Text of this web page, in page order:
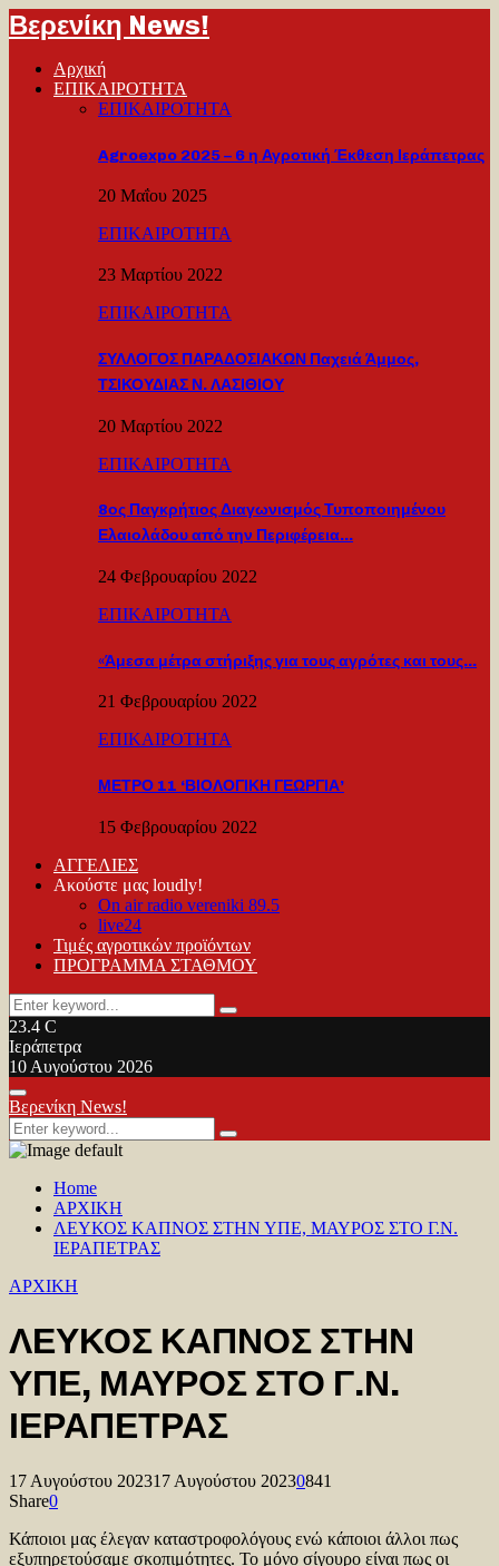
Βερενίκη News!
Αρχική
ΕΠΙΚΑΙΡΟΤΗΤΑ
ΕΠΙΚΑΙΡΟΤΗΤΑ
Agroexpo 2025 – 6 η Αγροτική Έκθεση Ιεράπετρας
20 Μαΐου 2025
ΕΠΙΚΑΙΡΟΤΗΤΑ
23 Μαρτίου 2022
ΕΠΙΚΑΙΡΟΤΗΤΑ
ΣΥΛΛΟΓΟΣ ΠΑΡΑΔΟΣΙΑΚΩΝ Παχειά Άμμος,
ΤΣΙΚΟΥΔΙΑΣ Ν. ΛΑΣΙΘΙΟΥ
20 Μαρτίου 2022
ΕΠΙΚΑΙΡΟΤΗΤΑ
8ος Παγκρήτιος Διαγωνισμός Τυποποιημένου
Ελαιολάδου από την Περιφέρεια…
24 Φεβρουαρίου 2022
ΕΠΙΚΑΙΡΟΤΗΤΑ
«Άμεσα μέτρα στήριξης για τους αγρότες και τους…
21 Φεβρουαρίου 2022
ΕΠΙΚΑΙΡΟΤΗΤΑ
ΜΕΤΡΟ 11 ‘ΒΙΟΛΟΓΙΚΗ ΓΕΩΡΓΙΑ’
15 Φεβρουαρίου 2022
ΑΓΓΕΛΙΕΣ
Ακούστε μας loudly!
On air radio vereniki 89.5
live24
Τιμές αγροτικών προϊόντων
ΠΡΟΓΡΑΜΜΑ ΣΤΑΘΜΟΥ
Search
for:
Search
23.4 C
Ιεράπετρα
10 Αυγούστου 2026
Facebook
Twitter
Youtube
Primary
Menu
Βερενίκη News!
Search
for:
Search
Home
ΑΡΧΙΚΗ
ΛΕΥΚΟΣ ΚΑΠΝΟΣ ΣΤΗΝ ΥΠΕ, ΜΑΥΡΟΣ ΣΤΟ Γ.Ν.
ΙΕΡΑΠΕΤΡΑΣ
ΑΡΧΙΚΗ
ΛΕΥΚΟΣ ΚΑΠΝΟΣ ΣΤΗΝ
ΥΠΕ, ΜΑΥΡΟΣ ΣΤΟ Γ.Ν.
ΙΕΡΑΠΕΤΡΑΣ
17 Αυγούστου 202317 Αυγούστου 20230841
Share0
Κάποιοι μας έλεγαν καταστροφολόγους ενώ κάποιοι άλλοι πως
εξυπηρετούσαμε σκοπιμότητες. Το μόνο σίγουρο είναι πως οι